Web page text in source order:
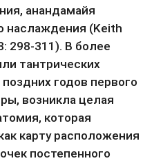
анандамайя
наслаждения (Keith
298-311). В более
тантрических
годов первого
возникла целая
которая
карту расположения
постепенного